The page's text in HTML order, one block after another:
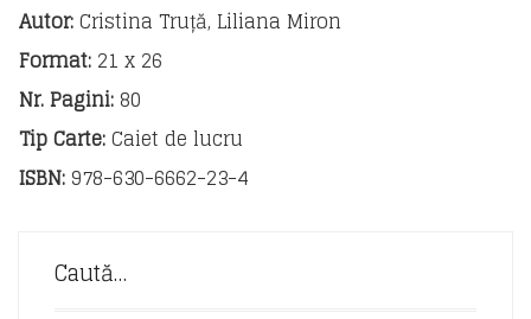
clasa
a
a
Autor:Cristina Truță, Liliana Miron
Format: 21 x 26
Nr. Pagini:80
Tip Carte:Caiet de lucru
ISBN:978-630-6662-23-4
Caută…